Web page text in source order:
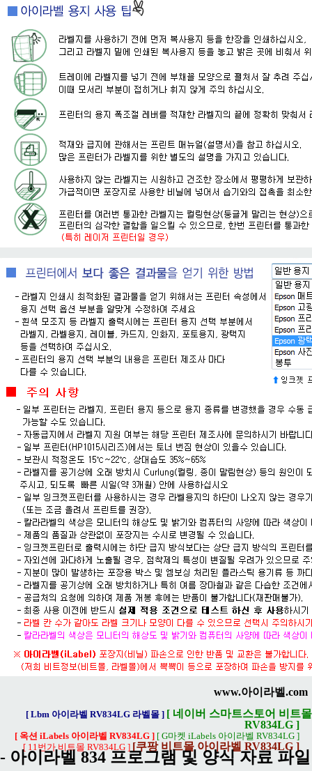
www.아이라벨.com
[ Lbm 아이라벨 RV834LG 라벨몰 ] [ 네이버 스마트스토어 비트몰
RV834LG ]
[ 옥션 iLabels 아이라벨 RV834LG ] [ G마켓 iLabels 아이라벨 RV834LG ]
[ 11번가 비트몰 RV834LG ] [쿠팡 비트몰 아이라벨 RV834LG ]
- 아이라벨 834 프로그램 및 양식 자료 파일